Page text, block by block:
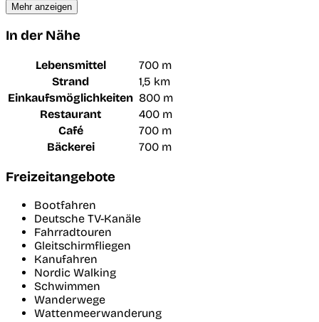
Mehr anzeigen
In der Nähe
Lebensmittel
700 m
Strand
1,5 km
Einkaufsmöglichkeiten 800 m
Restaurant
400 m
Café
700 m
Bäckerei
700 m
Freizeitangebote
Bootfahren
Deutsche TV-Kanäle
Fahrradtouren
Gleitschirmfliegen
Kanufahren
Nordic Walking
Schwimmen
Wanderwege
Wattenmeerwanderung